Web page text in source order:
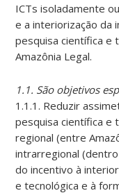
ICTs isoladamente
e a interiorização da
pesquisa científica e
Amazônia Legal.
1.1. São objetivos
1.1.1. Reduzir
pesquisa científica e
regional (entre
intrarregional
do incentivo à
e tecnológica e à